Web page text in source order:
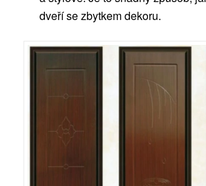
dveří se zbytkem dekoru.